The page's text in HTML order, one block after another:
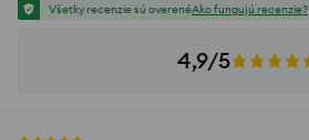
Všetky recenzie sú overenéAko fungujú recenzie?
4,9/5